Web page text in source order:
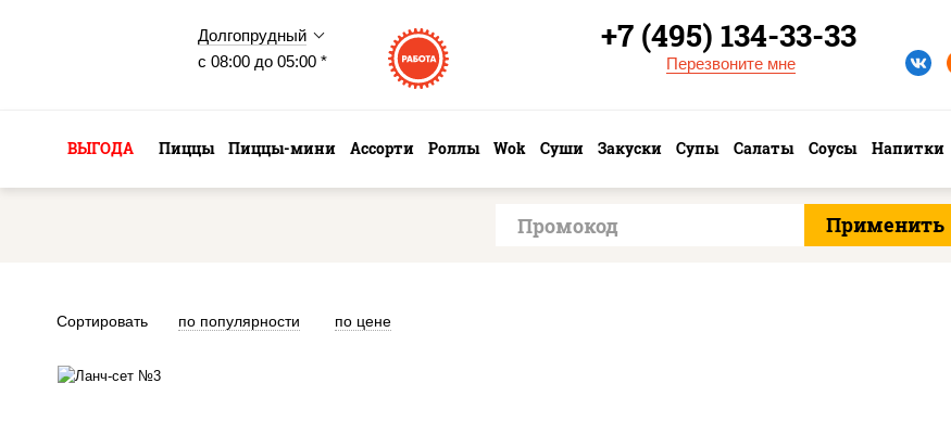
Долгопрудный
с 08:00 до 05:00 *
+7 (495) 134-33-33
Перезвоните мне
ВЫГОДА Пиццы Пиццы-мини Ассорти Роллы Wok Суши Закуски Супы Салаты Соусы Напитки
Сортировать по популярности по цене